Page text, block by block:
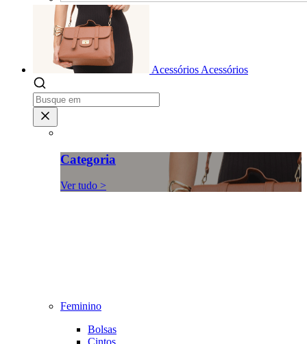
Acessórios Acessórios
Categoria
Ver tudo >
Feminino
Bolsas
Cintos